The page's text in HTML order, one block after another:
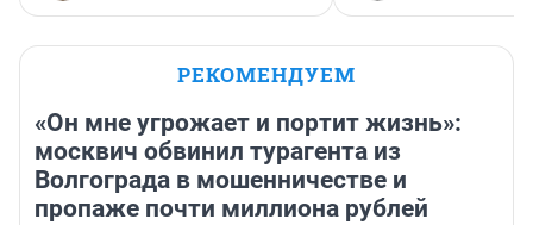
РЕКОМЕНДУЕМ
«Он мне угрожает и портит жизнь»:
москвич обвинил турагента из
Волгограда в мошенничестве и
пропаже почти миллиона рублей